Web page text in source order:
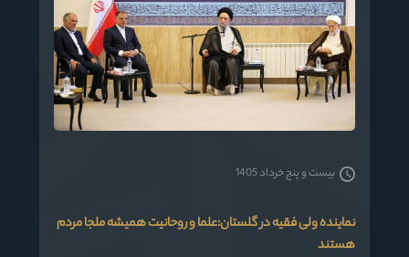
نماینده ولی فقیه در گلستان:علما و روحانیت همیشه ملجا مردم
هستند
بیست و پنج خرداد 1405